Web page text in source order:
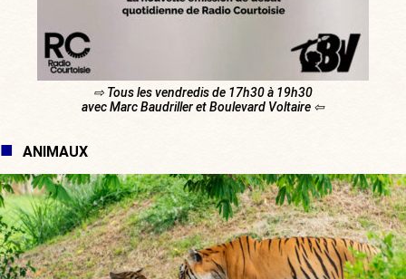
⇨ Tous les vendredis de 17h30 à 19h30
avec Marc Baudriller et Boulevard Voltaire ⇦
ANIMAUX